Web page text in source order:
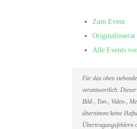
Zum Event
Alle Events
Für das oben
verantwortlich. Dieser
Bild-, Ton-, Video-,
übernimmt keine
Übertragungsfehlern